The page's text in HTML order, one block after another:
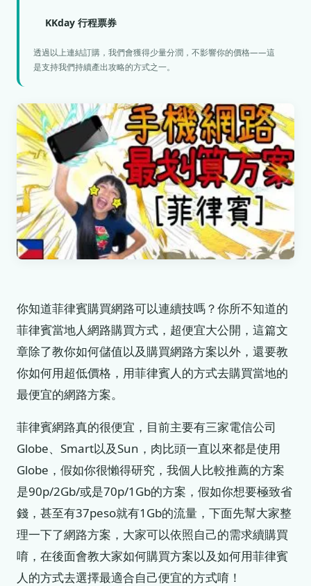
KKday 行程票券
透過以上連結訂購，我們會獲得少量分潤，不影響你的價格——這
是支持我們持續產出攻略的方式之一。
你知道菲律賓購買網路可以連續技嗎？你所不知道的
菲律賓當地人網路購買方式，超便宜大公開，這篇文
章除了教你如何儲值以及購買網路方案以外，還要教
你如何用超低價格，用菲律賓人的方式去購買當地的
最便宜的網路方案。
菲律賓網路真的很便宜，目前主要有三家電信公司
Globe、Smart以及Sun，肉比頭一直以來都是使用
Globe，假如你很懶得研究，我個人比較推薦的方案
是90p/2Gb/或是70p/1Gb的方案，假如你想要極致省
錢，甚至有37peso就有1Gb的流量，下面先幫大家整
理一下了網路方案，大家可以依照自己的需求續購買
唷，在後面會教大家如何購買方案以及如何用菲律賓
人的方式去選擇最適合自己便宜的方式唷！